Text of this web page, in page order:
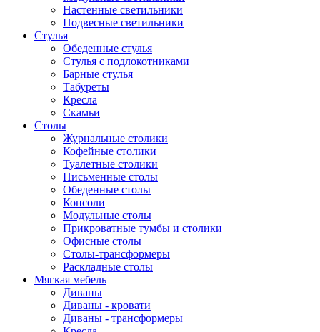
Настенные светильники
Подвесные светильники
Стулья
Обеденные стулья
Стулья с подлокотниками
Барные стулья
Табуреты
Кресла
Скамьи
Столы
Журнальные столики
Кофейные столики
Туалетные столики
Письменные столы
Обеденные столы
Консоли
Модульные столы
Прикроватные тумбы и столики
Офисные столы
Столы-трансформеры
Раскладные столы
Мягкая мебель
Диваны
Диваны - кровати
Диваны - трансформеры